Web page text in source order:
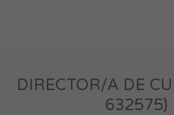
DIRECTOR/A DE
632575)